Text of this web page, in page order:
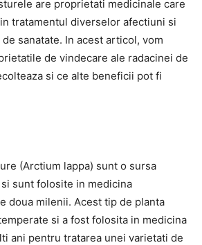
are proprietati medicinale care
tratamentul diverselor afectiuni si
sanatate. In acest articol, vom
de vindecare ale radacinei de
si ce alte beneficii pot fi
(Arctium lappa) sunt o sursa
sunt folosite in medicina
doua milenii. Acest tip de planta
si a fost folosita in medicina
ani pentru tratarea unei varietati de